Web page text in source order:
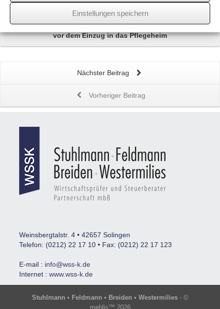
Einstellungen speichern
Vereinbarung einerPlatz-/Reservierungsgebührfür die Zeit
vor dem Einzug in das Pflegeheim
Nächster Beitrag
Vorheriger Beitrag
Weinsbergtalstr. 4 • 42657 Solingen
Telefon: (0212) 22 17 10 • Fax: (0212) 22 17 123
E-mail : info@wss-k.de
Internet : www.wss-k.de
Stuhlmann • Feldmann • Breiden • Westermilies- ©
mehlis™ 2026